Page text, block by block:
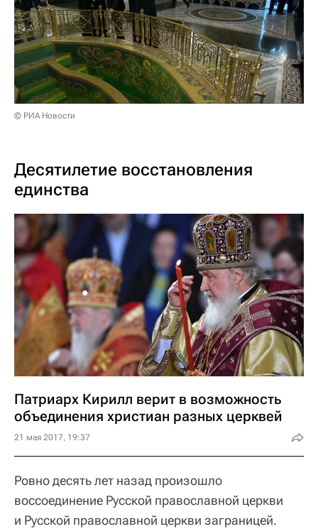
© РИА Новости
Десятилетие восстановления
единства
Патриарх Кирилл верит в возможность
объединения христиан разных церквей
21 мая 2017, 19:37
Ровно десять лет назад произошло
воссоединение Русской православной церкви
и Русской православной церкви заграницей.